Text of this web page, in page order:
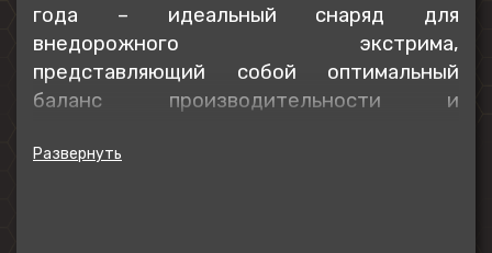
года – идеальный снаряд для
внедорожного экстрима,
представляющий собой оптимальный
баланс производительности и
обладает высокими характеристиками,